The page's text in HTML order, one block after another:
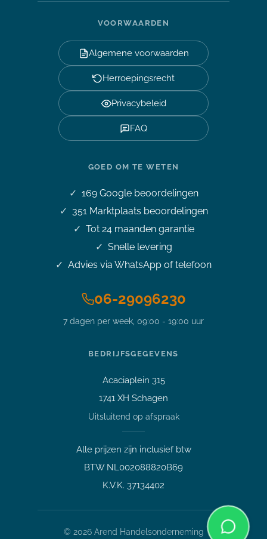
VOORWAARDEN
Algemene voorwaarden
Herroepingsrecht
Privacybeleid
FAQ
GOED OM TE WETEN
169Google beoordelingen
351Marktplaats beoordelingen
Tot 24 maanden garantie
Snelle levering
Advies via WhatsApp of telefoon
06-29096230
7 dagen per week, 09:00 - 19:00 uur
BEDRIJFSGEGEVENS
Acaciaplein 315
1741 XH Schagen
Uitsluitend op afspraak
Alle prijzen zijn inclusief btw
BTW NL002088820B69
K.V.K. 37134402
© 2026Arend Handelsonderneming
Stel je vraag over dit
i5-8350U 3.6GHz 8GB DDR4
Welk apparaat past bij mij?
Afspraak maken
Afhalen of bezichtigen
Verzending, status of afhalen